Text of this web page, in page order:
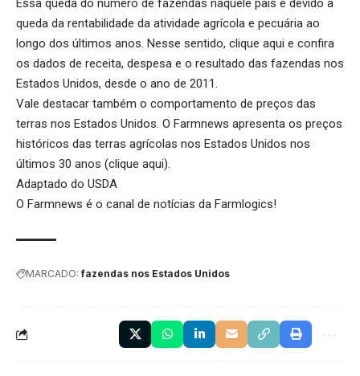
Essa queda do número de fazendas naquele país é devido a
queda da rentabilidade da atividade agrícola e pecuária ao
longo dos últimos anos. Nesse sentido, clique aqui e confira
os dados de receita, despesa e o resultado das fazendas nos
Estados Unidos, desde o ano de 2011.
Vale destacar também o comportamento de preços das
terras nos Estados Unidos. O Farmnews apresenta os preços
históricos das terras agrícolas nos Estados Unidos nos
últimos 30 anos (clique aqui).
Adaptado do USDA
O Farmnews é o canal de notícias da Farmlogics!
MARCADO: fazendas nos Estados Unidos